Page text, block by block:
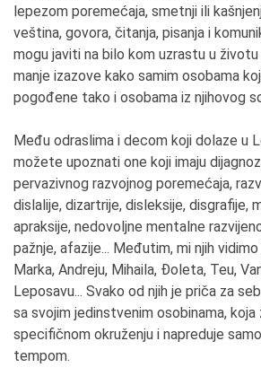
lepezom poremećaja, smetnji ili
veština, govora, čitanja, pisanja i
mogu javiti na bilo kom uzrastu u
manje izazove kako samim osobama
pogođene tako i osobama iz njihovog
Među odraslima i decom koji dolaze u
možete upoznati one koji imaju
pervazivnog razvojnog poremećaja,
dislalije, dizartrije, disleksije, disgrafije,
apraksije, nedovoljne mentalne
pažnje, afazije... Međutim, mi njih
Marka, Andreju, Mihaila, Đoleta, Teu,
Leposavu... Svako od njih je priča za
sa svojim jedinstvenim osobinama, koja
specifičnom okruženju i napreduje
tempom.